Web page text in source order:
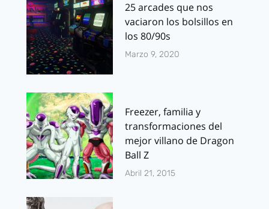
25 arcades que nos
vaciaron los bolsillos en
los 80/90s
Marzo 9, 2020
Freezer, familia y
transformaciones del
mejor villano de Dragon
Ball Z
Abril 21, 2015